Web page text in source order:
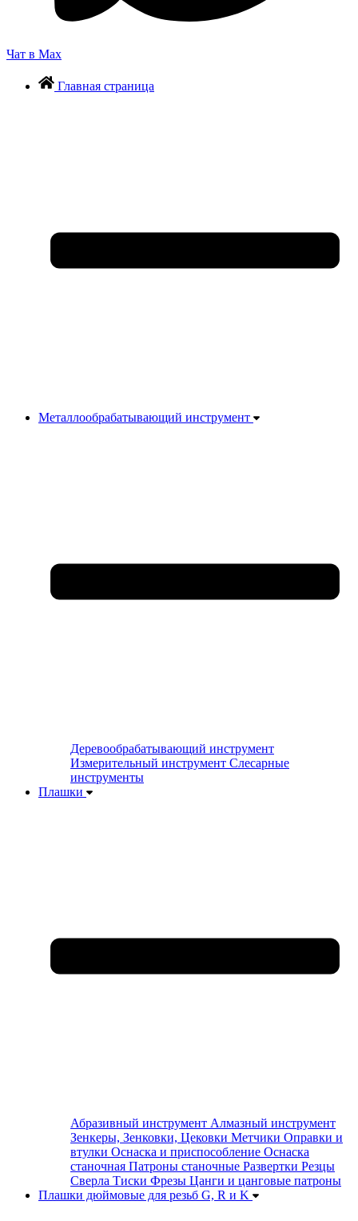
Чат в Max
Главная страница
Металлообрабатывающий инструмент
Деревообрабатывающий инструмент
Измерительный инструмент Слесарные
инструменты
Плашки
Абразивный инструмент Алмазный инструмент
Зенкеры, Зенковки, Цековки Метчики Оправки и
втулки Оснаска и приспособление Оснаска
станочная Патроны станочные Развертки Резцы
Сверла Тиски Фрезы Цанги и цанговые патроны
Плашки дюймовые для резьб G, R и K